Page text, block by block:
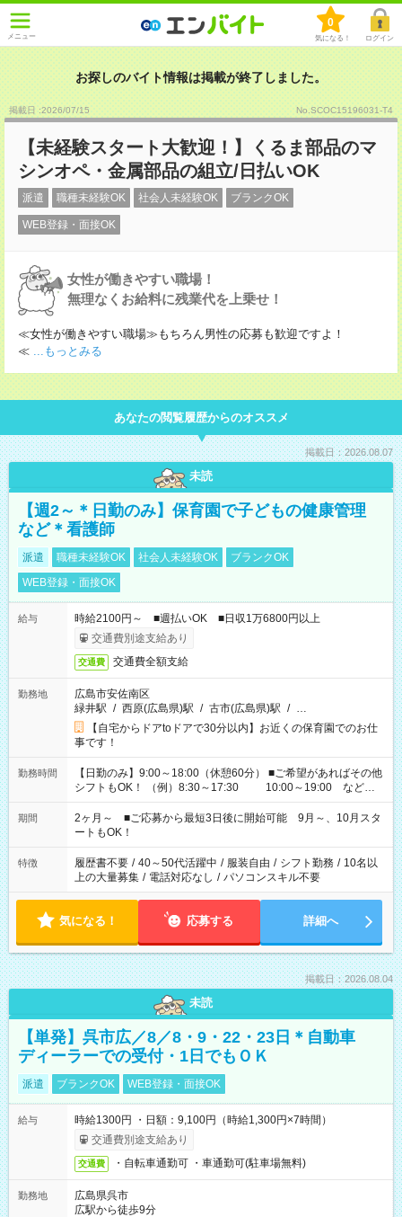
メニュー
0
気になる！ ログイン
お探しのバイト情報は掲載が終了しました。
掲載日 :2026/07/15 No.SCOC15196031-T4
【未経験スタート大歓迎！】くるま部品のマ
シンオペ・金属部品の組立/日払いOK
派遣 職種未経験OK 社会人未経験OK ブランクOK
WEB登録・面接OK
女性が働きやすい職場！
無理なくお給料に残業代を上乗せ！
≪女性が働きやすい職場≫もちろん男性の応募も歓迎ですよ！
≪ ...もっとみる
あなたの閲覧履歴からのオススメ
掲載日：2026.08.07
未読
【週2～＊日勤のみ】保育園で子どもの健康管理
など＊看護師
派遣 職種未経験OK 社会人未経験OK
ブランクOK
WEB登録・面接OK
給与
時給2100円～ ■週払いOK ■日収1万6800円以上
交通費別途支給あり
交通費 交通費全額支給
勤務地
広島市安佐南区
緑井駅 / 西原(広島県)駅 / 古市(広島県)駅 / …
【自宅からドアtoドアで30分以内】お近くの保育園でのお仕
事です！
勤務時間
【日勤のみ】9:00～18:00（休憩60分） ■ご希望があればその他
シフトもOK！ （例）8:30～17:30 10:00～19:00 など
「家族とお休みを合わせたい」 「余裕を持って夕飯の準備がし
たい」 「できれば残業はしたくない」 など、ご希望があれば教
えてくださいね。 ※Wワーク希望の方へ 今ご覧のお仕事で希望
する勤務時間と、もう1つのお仕事の勤務時間。 合計で週40時
間を超える場合は応募できません
期間
2ヶ月～ ■ご応募から最短3日後に開始可能 9月～、10月スタ
ートもOK！
特徴 履歴書不要 / 40～50代活躍中 / 服装自由 / シフト勤務 / 10名以
上の大量募集 / 電話対応なし / パソコンスキル不要
気になる！ 応募する 詳細へ
掲載日：2026.08.04
未読
【単発】呉市広／8／8・9・22・23日＊自動車
ディーラーでの受付・1日でもＯＫ
派遣 ブランクOK WEB登録・面接OK
給与
時給1300円 ・日額：9,100円（時給1,300円×7時間）
交通費別途支給あり
交通費 ・自転車通勤可 ・車通勤可(駐車場無料)
勤務地
広島県呉市
広駅から徒歩9分